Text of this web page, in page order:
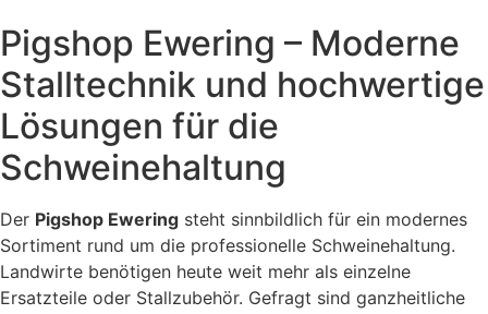
Pigshop Ewering – Moderne
Stalltechnik und hochwertige
Lösungen für die
Schweinehaltung
Der Pigshop Ewering steht sinnbildlich für ein modernes
Sortiment rund um die professionelle Schweinehaltung.
Landwirte benötigen heute weit mehr als einzelne
Ersatzteile oder Stallzubehör. Gefragt sind ganzheitliche